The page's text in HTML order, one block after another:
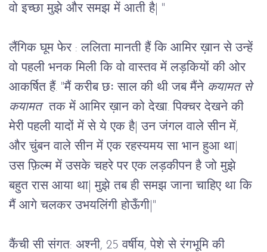
वो इच्छा मुझे और समझ में आती है| "
लैंगिक घूम फेर : ललिता मानती हैं कि आमिर ख़ान से उन्हें
वो पहली भनक मिली कि वो वास्तव में लड़कियों की ओर
आकर्षित हैं. "मैं करीब छः साल की थी जब मैंने कयामत से
कयामत तक में आमिर ख़ान को देखा. पिक्चर देखने की
मेरी पहली यादों में से ये एक है| उन जंगल वाले सीन में,
और चुंबन वाले सीन में एक रहस्यमय सा भान हुआ था
उस फ़िल्म में उसके चहरे पर एक लड़कीपन है जो मुझे
बहुत रास आया था मुझे तब ही समझ जाना चाहिए था कि
मैं आगे चलकर उभयलिंगी होऊँगी "
कैंची सी संगत: अश्नी, 25 वर्षीय, पेशे से रंगभूमि की